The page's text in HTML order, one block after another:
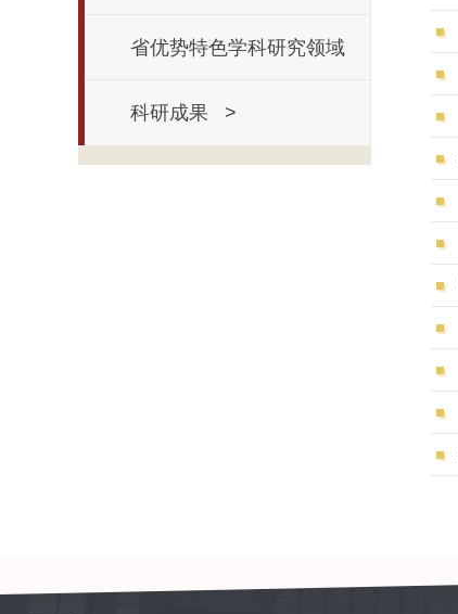
省优势特色学科研究领域
>
科研成果 >